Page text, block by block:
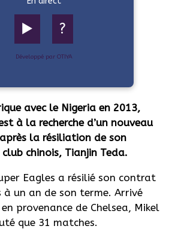
▶️ ?
Développé par OTIYA
avec le Nigeria en 2013,
à la recherche d’un nouveau
la résiliation de son
chinois, Tianjin Teda.
Eagles a résilié son contrat
à un an de son terme. Arrivé
provenance de Chelsea, Mikel
que 31 matches.